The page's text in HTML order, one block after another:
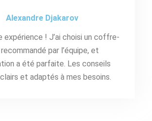
Alexandre Djakarov
expérience ! J’ai choisi un coffre-
par l’équipe, et
a été parfaite. Les conseils
et adaptés à mes besoins.